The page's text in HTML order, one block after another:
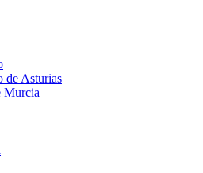
de Asturias
Murcia